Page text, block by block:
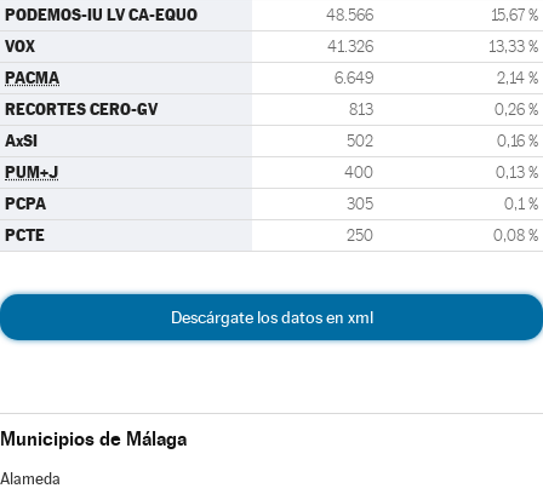
PODEMOS-IU LV CA-EQUO 48.566 15,67 %
VOX 41.326 13,33 %
PACMA 6.649 2,14 %
RECORTES CERO-GV 813 0,26 %
AxSI 502 0,16 %
PUM+J 400 0,13 %
PCPA 305 0,1 %
PCTE 250 0,08 %
Descárgate los datos en xml
Municipios de Málaga
Alameda